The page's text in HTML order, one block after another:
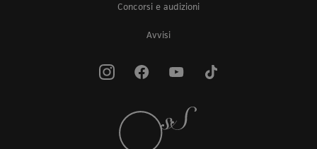
Concorsi e audizioni
Avvisi